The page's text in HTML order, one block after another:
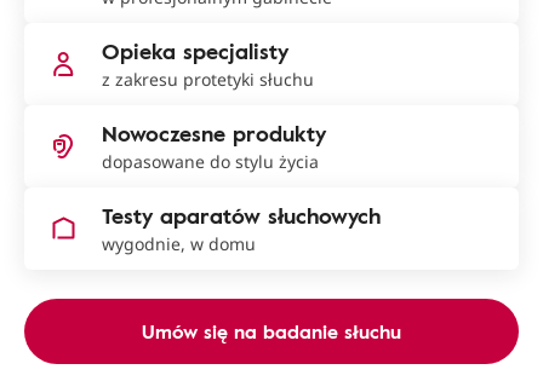
Opieka specjalisty
z zakresu protetyki słuchu
Nowoczesne produkty
dopasowane do stylu życia
Testy aparatów słuchowych
wygodnie, w domu
Umów się na badanie słuchu